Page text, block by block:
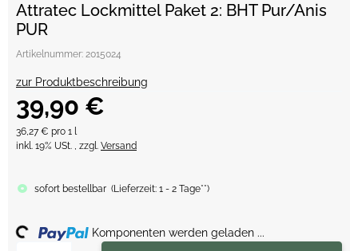
Attratec Lockmittel Paket 2: BHT Pur/Anis
PUR
Artikelnummer: 2015024
zur Produktbeschreibung
39,90 €
36,27 € pro 1 l
inkl. 19% USt. , zzgl. Versand
sofort bestellbar (Lieferzeit: 1 - 2 Tage**)
Komponenten werden geladen ...